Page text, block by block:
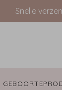
Snelle